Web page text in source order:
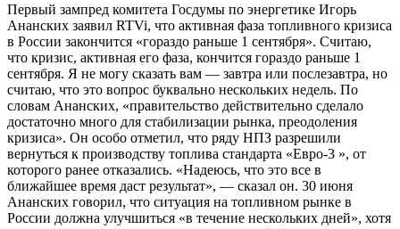
Первый зампред комитета Госдумы по энергетике Игорь
Ананских заявил RTVi, что активная фаза топливного кризиса
в России закончится «гораздо раньше 1 сентября». Считаю,
что кризис, активная его фаза, кончится гораздо раньше 1
сентября. Я не могу сказать вам — завтра или послезавтра, но
считаю, что это вопрос буквально нескольких недель. По
словам Ананских, «правительство действительно сделало
достаточно много для стабилизации рынка, преодоления
кризиса». Он особо отметил, что ряду НПЗ разрешили
вернуться к производству топлива стандарта «Евро-3 », от
которого ранее отказались. «Надеюсь, что это все в
ближайшее время даст результат», — сказал он. 30 июня
Ананских говорил, что ситуация на топливном рынке в
России должна улучшиться «в течение нескольких дней», хотя